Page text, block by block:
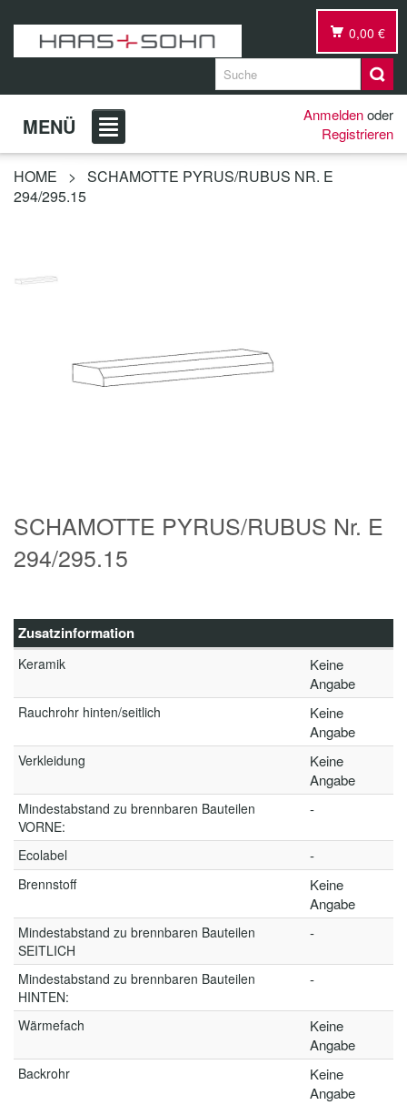
0,00 €
MENÜ Anmeldenoder
Registrieren
HOME >
SCHAMOTTE PYRUS/RUBUS NR. E
294/295.15
SCHAMOTTE PYRUS/RUBUS Nr. E
294/295.15
Zusatzinformation
Keramik
Keine
Angabe
Rauchrohr hinten/seitlich
Keine
Angabe
Verkleidung
Keine
Angabe
Mindestabstand zu brennbaren Bauteilen
VORNE:
-
Ecolabel -
Brennstoff
Keine
Angabe
Mindestabstand zu brennbaren Bauteilen
SEITLICH
-
Mindestabstand zu brennbaren Bauteilen
HINTEN:
-
Wärmefach
Keine
Angabe
Backrohr
Keine
Angabe